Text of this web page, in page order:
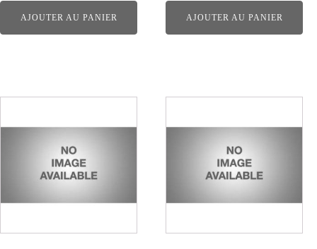
AJOUTER AU PANIER AJOUTER AU PANIER